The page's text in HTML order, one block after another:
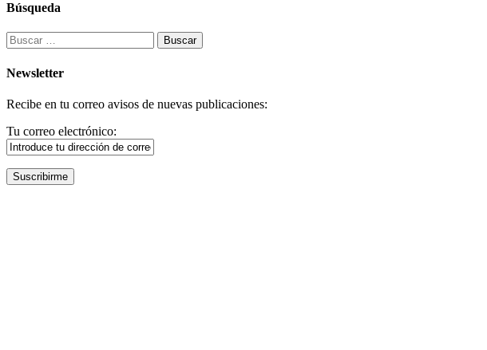
Búsqueda
Buscar:
Newsletter
Recibe en tu correo avisos de nuevas publicaciones:
Tu correo electrónico: